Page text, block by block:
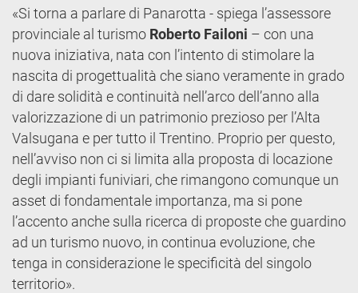
«Si torna a parlare di Panarotta - spiega l’assessore
provinciale al turismo Roberto Failoni – con una
nuova iniziativa, nata con l’intento di stimolare la
nascita di progettualità che siano veramente in grado
di dare solidità e continuità nell’arco dell’anno alla
valorizzazione di un patrimonio prezioso per l’Alta
Valsugana e per tutto il Trentino. Proprio per questo,
nell’avviso non ci si limita alla proposta di locazione
degli impianti funiviari, che rimangono comunque un
asset di fondamentale importanza, ma si pone
l’accento anche sulla ricerca di proposte che guardino
ad un turismo nuovo, in continua evoluzione, che
tenga in considerazione le specificità del singolo
territorio».